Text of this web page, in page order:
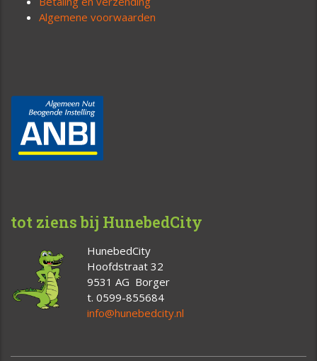
Algemene voorwaarden
tot ziens bij HunebedCity
HunebedCity
Hoofdstraat 32
9531 AG Borger
t. 0599-855684
info@hunebedcity.nl